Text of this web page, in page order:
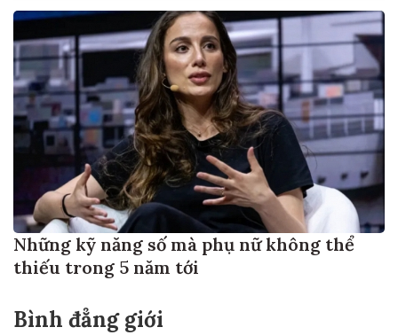
Những kỹ năng số mà phụ nữ không thể
thiếu trong 5 năm tới
Bình đẳng giới